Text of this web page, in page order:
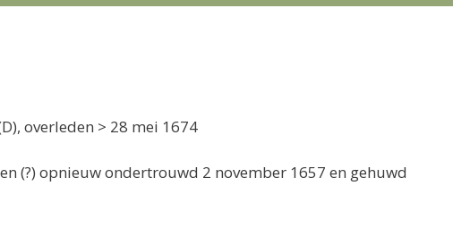
overleden > 28 mei 1674
(?) opnieuw ondertrouwd 2 november 1657 en gehuwd